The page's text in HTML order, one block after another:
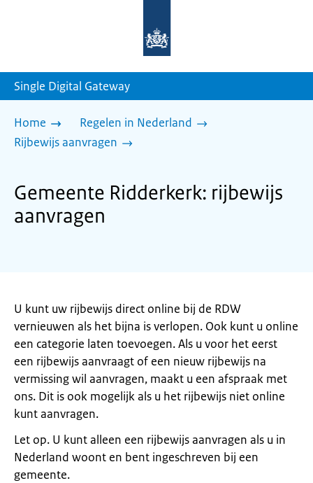
homepage
Single Digital Gateway
Home
Regelen in Nederland
Rijbewijs aanvragen
Gemeente Ridderkerk: rijbewijs
aanvragen
U kunt uw rijbewijs direct online bij de RDW
vernieuwen als het bijna is verlopen. Ook kunt u online
een categorie laten toevoegen. Als u voor het eerst
een rijbewijs aanvraagt of een nieuw rijbewijs na
vermissing wil aanvragen, maakt u een afspraak met
ons. Dit is ook mogelijk als u het rijbewijs niet online
kunt aanvragen.
Let op. U kunt alleen een rijbewijs aanvragen als u in
Nederland woont en bent ingeschreven bij een
gemeente.